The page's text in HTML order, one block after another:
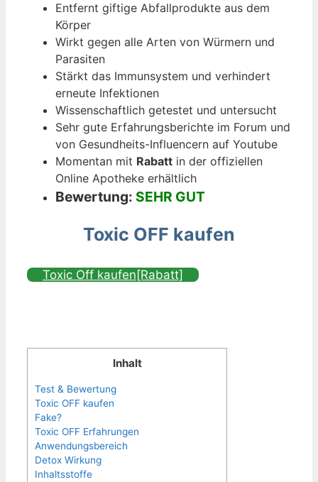
Entfernt giftige Abfallprodukte aus dem
Körper
Wirkt gegen alle Arten von Würmern und
Parasiten
Stärkt das Immunsystem und verhindert
erneute Infektionen
Wissenschaftlich getestet und untersucht
Sehr gute Erfahrungsberichte im Forum und
von Gesundheits-Influencern auf Youtube
Momentan mit Rabatt in der offiziellen
Online Apotheke erhältlich
Bewertung: SEHR GUT
Toxic OFF kaufen
Toxic Off kaufen[Rabatt]
Inhalt
Test & Bewertung
Toxic OFF kaufen
Fake?
Toxic OFF Erfahrungen
Anwendungsbereich
Detox Wirkung
Inhaltsstoffe